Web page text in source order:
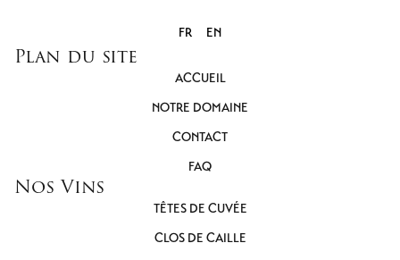
FR EN
Plan du site
ACCUEIL
NOTRE DOMAINE
CONTACT
FAQ
Nos Vins
TÊTES DE CUVÉE
CLOS DE CAILLE